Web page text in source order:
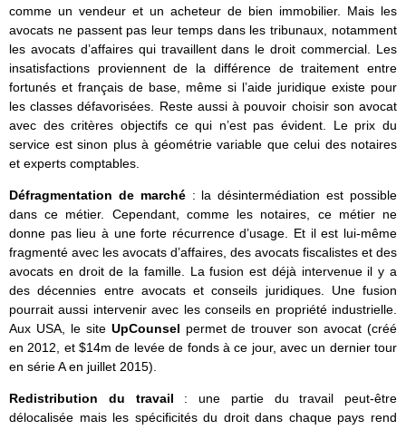
comme un vendeur et un acheteur de bien immobilier. Mais les
avocats ne passent pas leur temps dans les tribunaux, notamment
les avocats d’affaires qui travaillent dans le droit commercial. Les
insatisfactions proviennent de la différence de traitement entre
fortunés et français de base, même si l’aide juridique existe pour
les classes défavorisées. Reste aussi à pouvoir choisir son avocat
avec des critères objectifs ce qui n’est pas évident. Le prix du
service est sinon plus à géométrie variable que celui des notaires
et experts comptables.
Défragmentation de marché : la désintermédiation est possible
dans ce métier. Cependant, comme les notaires, ce métier ne
donne pas lieu à une forte récurrence d’usage. Et il est lui-même
fragmenté avec les avocats d’affaires, des avocats fiscalistes et des
avocats en droit de la famille. La fusion est déjà intervenue il y a
des décennies entre avocats et conseils juridiques. Une fusion
pourrait aussi intervenir avec les conseils en propriété industrielle.
Aux USA, le site UpCounsel permet de trouver son avocat (créé
en 2012, et $14m de levée de fonds à ce jour, avec un dernier tour
en série A en juillet 2015).
Redistribution du travail : une partie du travail peut-être
délocalisée mais les spécificités du droit dans chaque pays rend